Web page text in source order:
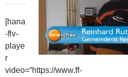
[hana
-flv-
playe
r
video=“https://www.ff-